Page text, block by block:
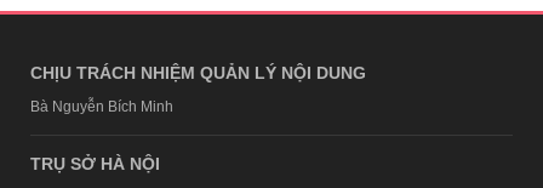
CHỊU TRÁCH NHIỆM QUẢN LÝ NỘI DUNG
Bà Nguyễn Bích Minh
TRỤ SỞ HÀ NỘI